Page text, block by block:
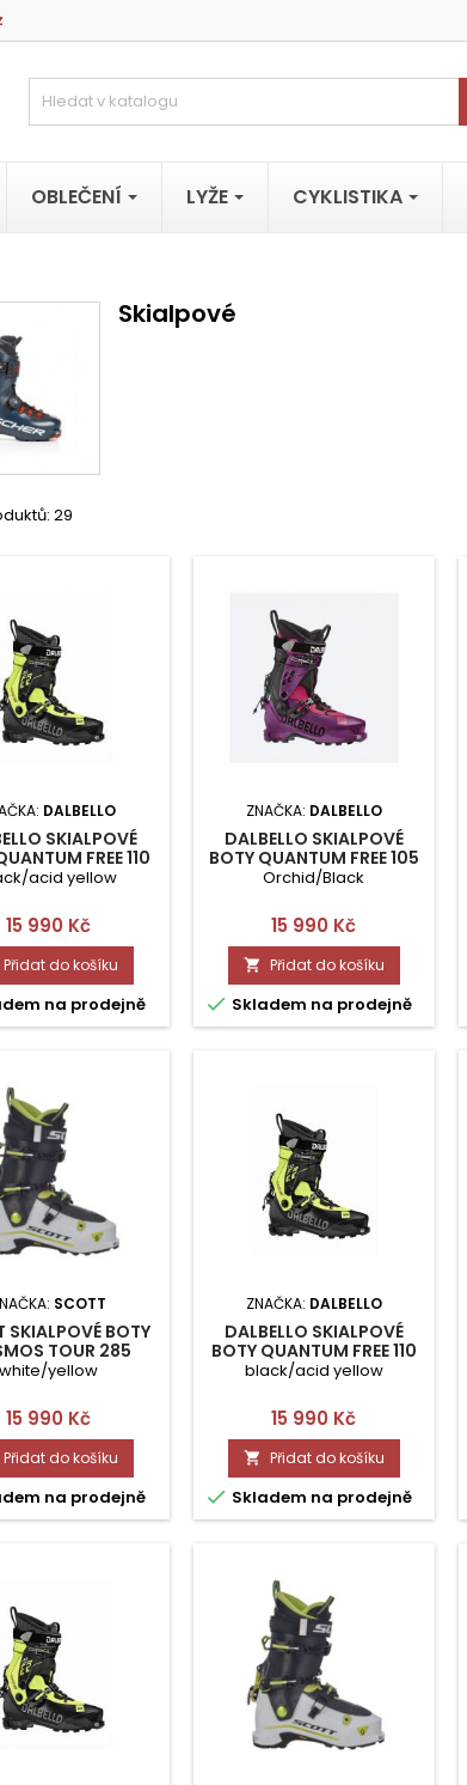
OBLEČENÍ LYŽE CYKLISTIKA
Skialpové
29
DALBELLO
SKIALPOVÉ
FREE 110
UNI 305
acid yellow
Cena
15 990 Kč
Přidat do košíku
na prodejně
ZNAČKA: DALBELLO
DALBELLO SKIALPOVÉ
BOTY QUANTUM FREE 105
UNI 245
Orchid/Black
Cena
15 990 Kč
 Přidat do košíku
 Skladem na prodejně
SCOTT
SKIALPOVÉ BOTY
TOUR 285
white/yellow
Cena
15 990 Kč
Přidat do košíku
na prodejně
ZNAČKA: DALBELLO
DALBELLO SKIALPOVÉ
BOTY QUANTUM FREE 110
UNI 255
black/acid yellow
Cena
15 990 Kč
 Přidat do košíku
 Skladem na prodejně